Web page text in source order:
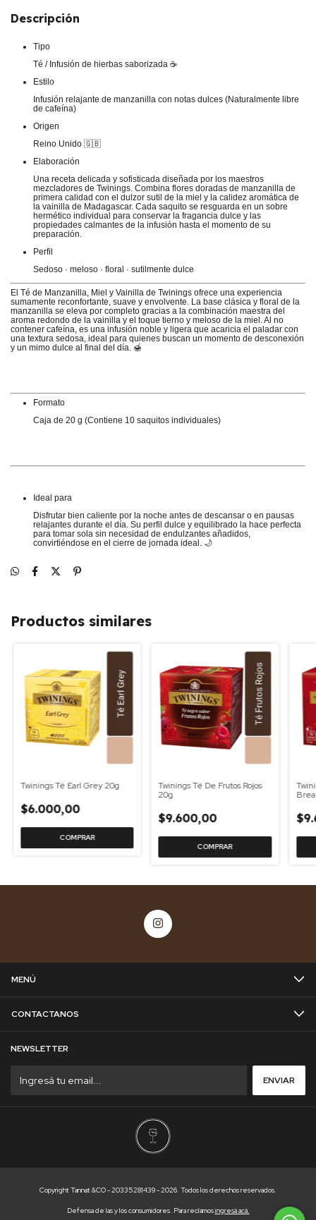
Descripción
Tipo
Té / Infusión de hierbas saborizada ☕
Estilo
Infusión relajante de manzanilla con notas dulces (Naturalmente libre
de cafeína)
Origen
Reino Unido 🇬🇧
Elaboración
Una receta delicada y sofisticada diseñada por los maestros
mezcladores de Twinings. Combina flores doradas de manzanilla de
primera calidad con el dulzor sutil de la miel y la calidez aromática de
la vainilla de Madagascar. Cada saquito se resguarda en un sobre
hermético individual para conservar la fragancia dulce y las
propiedades calmantes de la infusión hasta el momento de su
preparación.
Perfil
Sedoso · meloso · floral · sutilmente dulce
El Té de Manzanilla, Miel y Vainilla de Twinings ofrece una experiencia
sumamente reconfortante, suave y envolvente. La base clásica y floral de la
manzanilla se eleva por completo gracias a la combinación maestra del
aroma redondo de la vainilla y el toque tierno y meloso de la miel.Al no
contener cafeína, es una infusión noble y ligera que acaricia el paladar con
una textura sedosa, ideal para quienes buscan un momento de desconexión
y un mimo dulce al final del día. 🍯
Formato
Caja de 20 g (Contiene 10 saquitos individuales)
Ideal para
Disfrutar bien caliente por la noche antes de descansar o en pausas
relajantes durante el día. Su perfil dulce y equilibrado la hace perfecta
para tomar sola sin necesidad de endulzantes añadidos,
convirtiéndose en el cierre de jornada ideal. 🌙
Productos similares
Twinings Té Earl Grey 20g
$6.000,00
Twinings Té De Frutos Rojos
20g
$9.600,00
MENÚ
CONTACTANOS
NEWSLETTER
Copyright Tannat &CO - 20335281439 - 2026. Todos los derechos reservados.
Defensa de las y los consumidores. Para reclamosingresá acá.